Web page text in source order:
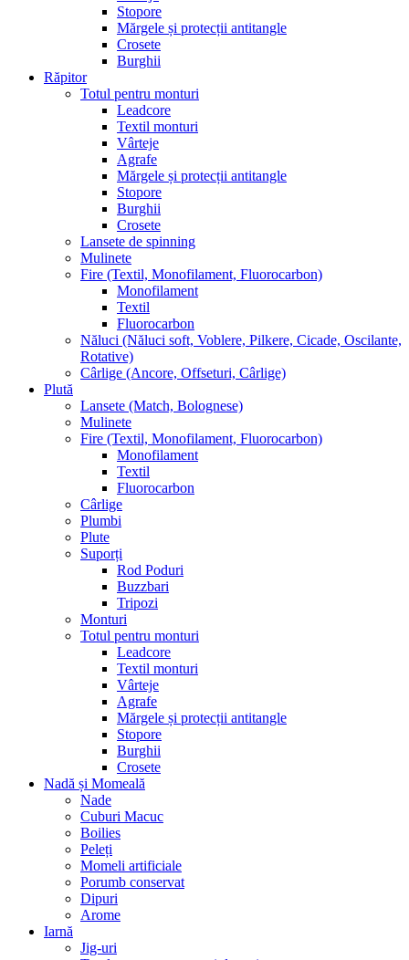
Stopore
Mărgele și protecții antitangle
Crosete
Burghii
Răpitor
Totul pentru monturi
Leadcore
Textil monturi
Vârteje
Agrafe
Mărgele și protecții antitangle
Stopore
Burghii
Crosete
Lansete de spinning
Mulinete
Fire (Textil, Monofilament, Fluorocarbon)
Monofilament
Textil
Fluorocarbon
Năluci (Năluci soft, Voblere, Pilkere, Cicade, Oscilante,
Rotative)
Cârlige (Ancore, Offseturi, Cârlige)
Plută
Lansete (Match, Bolognese)
Mulinete
Fire (Textil, Monofilament, Fluorocarbon)
Monofilament
Textil
Fluorocarbon
Cârlige
Plumbi
Plute
Suporți
Rod Poduri
Buzzbari
Tripozi
Monturi
Totul pentru monturi
Leadcore
Textil monturi
Vârteje
Agrafe
Mărgele și protecții antitangle
Stopore
Burghii
Crosete
Nadă și Momeală
Nade
Cuburi Macuc
Boilies
Peleți
Momeli artificiale
Porumb conservat
Dipuri
Arome
Iarnă
Jig-uri